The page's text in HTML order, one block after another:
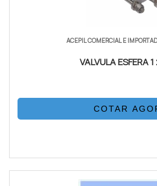
ACEPIL COMERCIAL E
VALVULA ESFERA
COTAR